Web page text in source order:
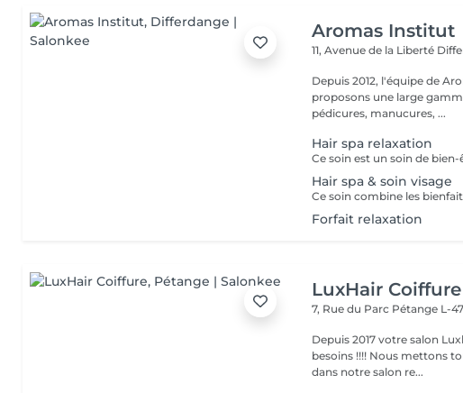
Aromas Institut
11, Avenue de la Liberté
Depuis 2012, l'équipe de
proposons une large
pédicures, manucures, ...
Hair spa relaxation
Hair spa & soin visage
Forfait relaxation
LuxHair Coiffure
7, Rue du Parc Pétange L-
Depuis 2017 votre salon
besoins !!!! Nous mettons tout en oeuvre pour que votre passage
dans notre salon re...